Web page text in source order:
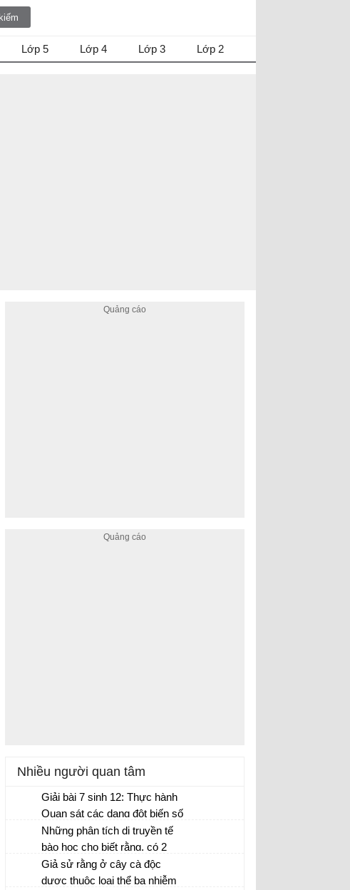
Lớp 5 Lớp 4 Lớp 3 Lớp 2
Nhiều người quan tâm
Giải bài 7 sinh 12: Thực hành
Quan sát các dạng đột biến số
lượng nhiễm sắc thể trên tiêu
bản cố định và trên tiêu bản
tạm thời
Những phân tích di truyền tế
bào học cho biết rằng, có 2
loài chuối khác nhau:
Giả sử rằng ở cây cà độc
dược thuộc loại thể ba nhiễm